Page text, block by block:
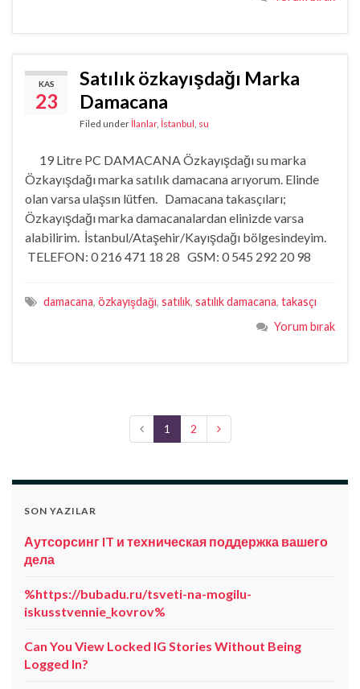
KAS
23
Satılık özkayışdağı Marka
Damacana
Filed under İlanlar, İstanbul su
19 Litre PC DAMACANA Özkayışdağı su marka
Özkayışdağı marka satılık damacana arıyorum. Elinde
olan varsa ulaşsın lütfen. Damacana takasçıları;
Özkayışdağı marka damacanalardan elinizde varsa
alabilirim. İstanbul/Ataşehir/Kayışdağı bölgesindeyim.
TELEFON: 0 216 471 18 28 GSM: 0 545 292 20 98
damacana, özkayışdağı, satılık, satılık damacana, takasçı
Yorum bırak
1 2
SON YAZILAR
Аутсорсинг IT и техническая поддержка вашего
дела
%https://bubadu.ru/tsveti-na-mogilu-
iskusstvennie_kovrov%
Can You View Locked IG Stories Without Being
Logged In?